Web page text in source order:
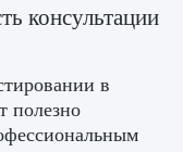
в
0 0
консультации
в
полезно